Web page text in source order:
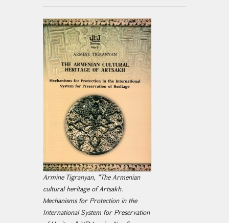
Armine Tigranyan, "The Armenian
cultural heritage of Artsakh.
Mechanisms for Protection in the
International System for Preservation